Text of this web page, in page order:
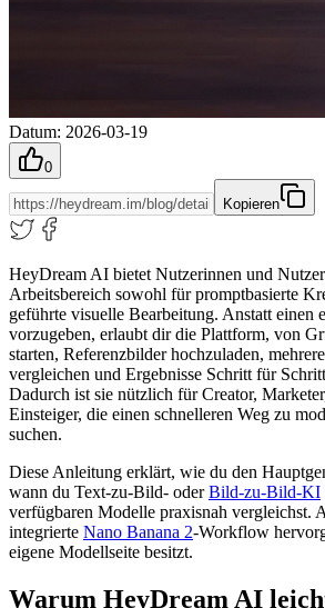
Datum: 2026-03-19
0
Kopieren
HeyDream AI bietet Nutzerinnen und
Arbeitsbereich sowohl für promptbasierte
geführte visuelle Bearbeitung. Anstatt einen
vorzugeben, erlaubt dir die Plattform, von
starten, Referenzbilder hochzuladen,
vergleichen und Ergebnisse Schritt für
Dadurch ist sie nützlich für Creator,
Einsteiger, die einen schnelleren Weg zu
suchen.
Diese Anleitung erklärt, wie du den
wann du Text-zu-Bild- oderBild-zu-Bild-KI
verfügbaren Modelle praxisnah vergleichst.
integrierte Nano Banana 2-Workflow
eigene Modellseite besitzt.
Warum HeyDream AI